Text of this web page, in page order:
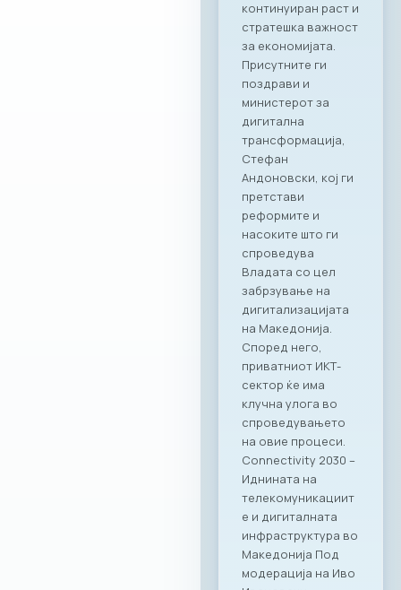
организација и
поддршка за сите
идни корпоративни
активности,“ велат
од комората. „Ни
претставува
особена чест што
го одбележуваме
почетокот на ова
стратешко
партнерство со
МАСИТ. Веруваме
дека оваа
соработка ќе
донесе нови
можности и
вистинска
додадена
вредност за
компаниите
членки. Како
патрон партнер, за
заедницата на
МАСИТ
подготвивме
специјална
програма со
ексклузивни
бенефити која ќе
биде достапна во
сите наши локации